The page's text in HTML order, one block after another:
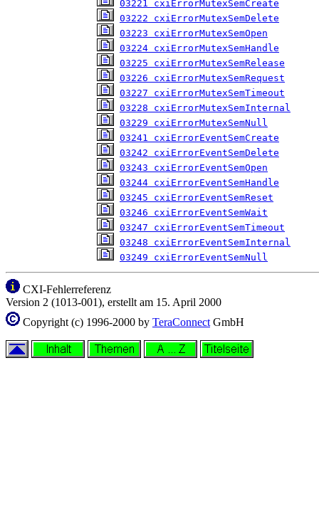
03221 cxiErrorMutexSemCreate
03222 cxiErrorMutexSemDelete
03223 cxiErrorMutexSemOpen
03224 cxiErrorMutexSemHandle
03225 cxiErrorMutexSemRelease
03226 cxiErrorMutexSemRequest
03227 cxiErrorMutexSemTimeout
03228 cxiErrorMutexSemInternal
03229 cxiErrorMutexSemNull
03241 cxiErrorEventSemCreate
03242 cxiErrorEventSemDelete
03243 cxiErrorEventSemOpen
03244 cxiErrorEventSemHandle
03245 cxiErrorEventSemReset
03246 cxiErrorEventSemWait
03247 cxiErrorEventSemTimeout
03248 cxiErrorEventSemInternal
03249 cxiErrorEventSemNull
CXI-Fehlerreferenz
Version 2 (1013-001), erstellt am 15. April 2000
Copyright (c) 1996-2000 by TeraConnect GmbH